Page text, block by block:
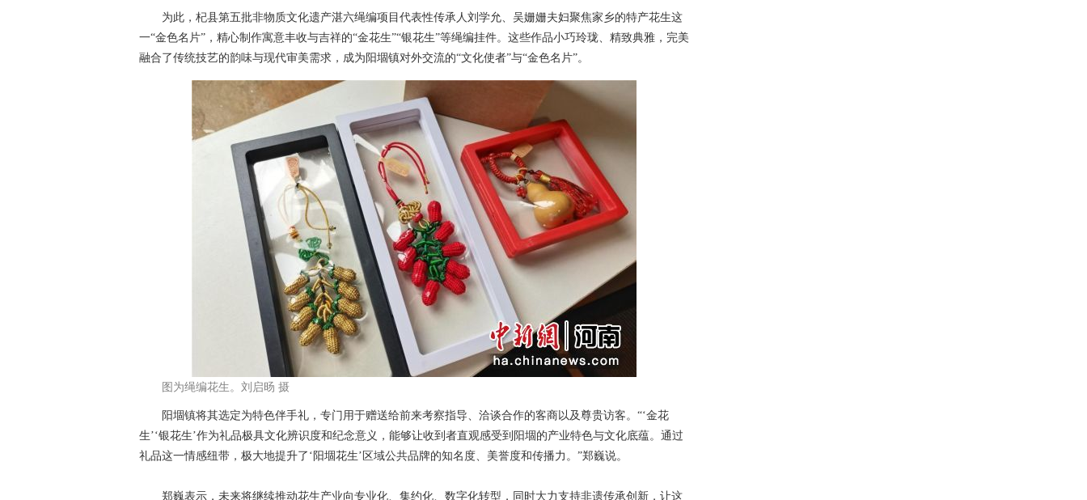
为此，杞县第五批非物质文化遗产湛六绳编项目代表性传承人刘学允、吴姗姗夫妇聚焦家乡的特产花生这
一“金色名片”，精心制作寓意丰收与吉祥的“金花生”“银花生”等绳编挂件。这些作品小巧玲珑、精致典雅，完美
融合了传统技艺的韵味与现代审美需求，成为阳堌镇对外交流的“文化使者”与“金色名片”。
图为绳编花生。刘启旸 摄
阳堌镇将其选定为特色伴手礼，专门用于赠送给前来考察指导、洽谈合作的客商以及尊贵访客。“‘金花
生’‘银花生’作为礼品极具文化辨识度和纪念意义，能够让收到者直观感受到阳堌的产业特色与文化底蕴。通过
礼品这一情感纽带，极大地提升了‘阳堌花生’区域公共品牌的知名度、美誉度和传播力。”郑巍说。
郑巍表示，未来将继续推动花生产业向专业化、集约化、数字化转型，同时大力支持非遗传承创新，让这